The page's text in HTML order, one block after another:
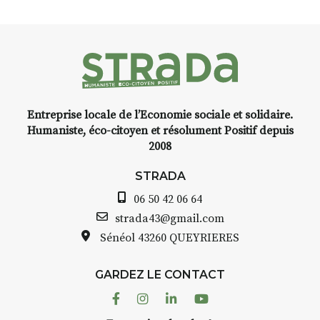
INTERVIEW
avez ouvert une galerie à
Auzon…
Bernard TURLE Le Fumoir n’est
pas une galerie permanente.
AuzonToujours organise
dans le village. Des artistes et
Entreprise locale de l’Economie sociale et solidaire.
Humaniste, éco-citoyen et résolument Positif depuis
2008
STRADA
06 50 42 06 64
strada43@gmail.com
Sénéol 43260 QUEYRIERES
GARDEZ LE CONTACT
FacebookInstagram
LinkedinYoutube